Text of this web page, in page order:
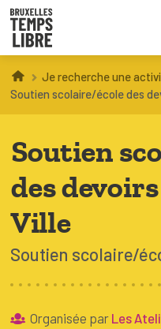
Infos parents
Coordinations
À
Je recherche une
Soutien scolaire/école des
Soutien
des
Ville
Soutien scolaire/
Organisée par Les